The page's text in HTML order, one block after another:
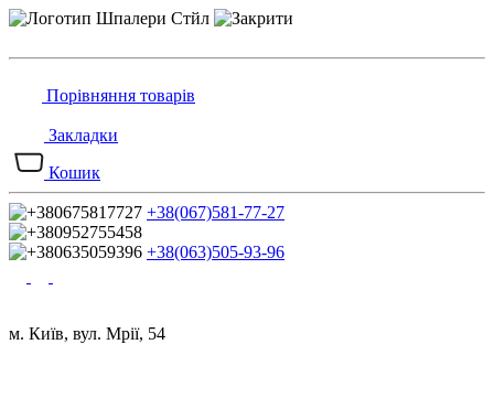
Порівняння товарів
Закладки
Кошик
+38(067)581-77-27
+38(063)505-93-96
м. Київ, вул. Мрії, 54